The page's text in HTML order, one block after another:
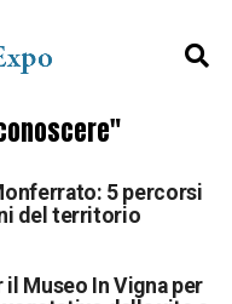
5 percorsi
del territorio
il Museo In Vigna per